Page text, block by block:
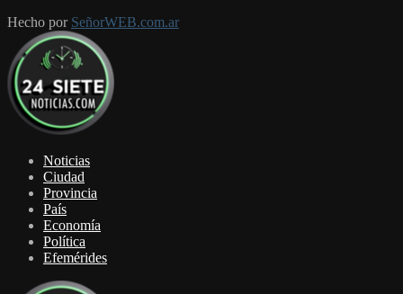
Hecho por SeñorWEB.com.ar
Noticias
Ciudad
Provincia
País
Economía
Política
Efemérides